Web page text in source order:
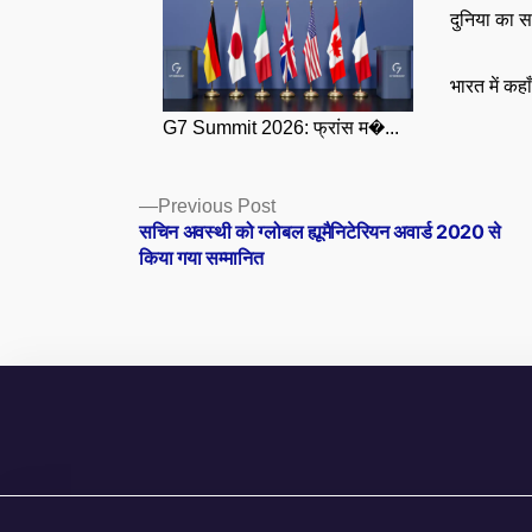
G7 Summit 2026: फ्रांस म�...
दुनिया का
भारत में
Posts
navigation
Previous PostPrevious
post:
सचिन अवस्थी को ग्लोबल ह्यूमैनिटेरियन अवार्ड 2020 से
किया गया सम्मानित